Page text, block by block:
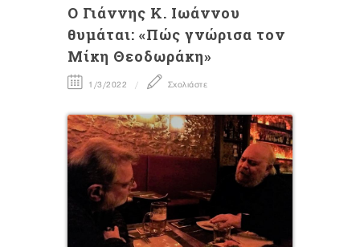
Ο Γιάννης Κ. Ιωάννου
θυμάται: «Πώς γνώρισα τον
Μίκη Θεοδωράκη»
1/3/2022 Σχολιάστε